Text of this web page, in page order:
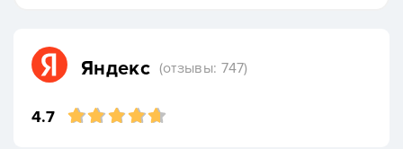
Яндекс (отзывы: 747)
4.7